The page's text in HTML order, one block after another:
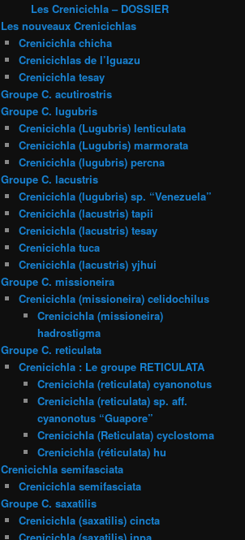
Les Crenicichla – DOSSIER
Les nouveaux Crenicichlas
Crenicichla chicha
Crenicichlas de l’Iguazu
Crenicichla tesay
Groupe C. acutirostris
Groupe C. lugubris
Crenicichla (Lugubris) lenticulata
Crenicichla (Lugubris) marmorata
Crenicichla (lugubris) percna
Groupe C. lacustris
Crenicichla (lugubris) sp. “Venezuela”
Crenicichla (lacustris) tapii
Crenicichla (lacustris) tesay
Crenicichla tuca
Crenicichla (lacustris) yjhui
Groupe C. missioneira
Crenicichla (missioneira) celidochilus
Crenicichla (missioneira)
hadrostigma
Groupe C. reticulata
Crenicichla : Le groupe RETICULATA
Crenicichla (reticulata) cyanonotus
Crenicichla (reticulata) sp. aff.
cyanonotus “Guapore”
Crenicichla (Reticulata) cyclostoma
Crenicichla (réticulata) hu
Crenicichla semifasciata
Crenicichla semifasciata
Groupe C. saxatilis
Crenicichla (saxatilis) cincta